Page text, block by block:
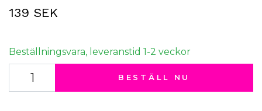
139 SEK
Beställningsvara, leveranstid 1-2 veckor
BESTÄLL NU